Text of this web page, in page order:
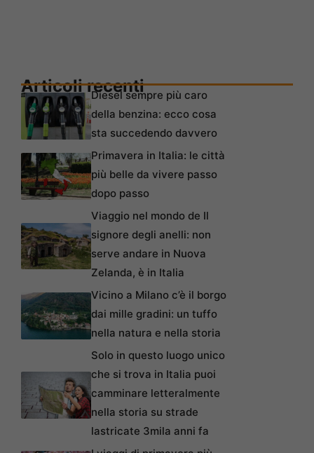
Articoli recentiDiesel sempre più caro
della benzina: ecco cosa
sta succedendo davvero
Primavera in Italia: le città
più belle da vivere passo
dopo passo
Viaggio nel mondo de Il
signore degli anelli: non
serve andare in Nuova
Zelanda, è in Italia
Vicino a Milano c’è il borgo
dai mille gradini: un tuffo
nella natura e nella storia
Solo in questo luogo unico
che si trova in Italia puoi
camminare letteralmente
nella storia su strade
lastricate 3mila anni fa